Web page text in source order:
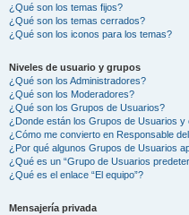
¿Qué son los temas fijos?
¿Qué son los temas cerrados?
¿Qué son los iconos para los temas?
Niveles de usuario y grupos
¿Qué son los Administradores?
¿Qué son los Moderadores?
¿Qué son los Grupos de Usuarios?
¿Donde están los Grupos de Usuarios y
¿Cómo me convierto en Responsable
¿Por qué algunos Grupos de Usuarios
¿Qué es un “Grupo de Usuarios
¿Qué es el enlace “El equipo”?
Mensajería privada